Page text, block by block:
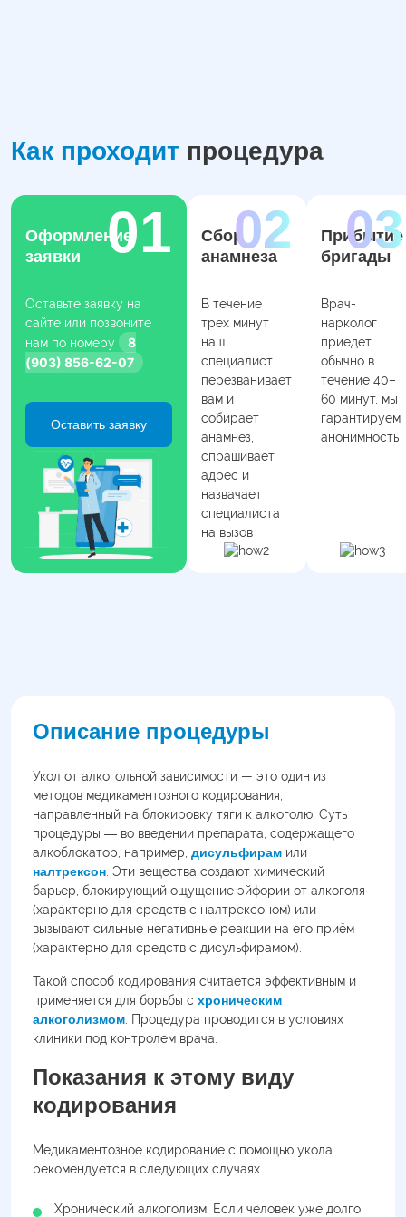
Как проходит процедура
Оформление
заявки
Оставьте заявку на
сайте или позвоните
нам по номеру
8
(903) 856-62-07
Оставить заявку
Сбор
анамнеза
В течение
трех минут
наш
специалист
перезванивает
вам и
собирает
анамнез,
спрашивает
адрес и
назвачает
специалиста
на вызов
Прибытие
бригады
Врач-
нарколог
приедет
обычно в
течение 40–
60 минут, мы
гарантируем
анонимность
Описание процедуры
Укол от алкогольной зависимости — это один из
методов медикаментозного кодирования,
направленный на блокировку тяги к алкоголю. Суть
процедуры ― во введении препарата, содержащего
алкоблокатор, например, дисульфирам или
налтрексон . Эти вещества создают химический
барьер, блокирующий ощущение эйфории от алкоголя
(характерно для средств с налтрексоном) или
вызывают сильные негативные реакции на его приём
(характерно для средств с дисульфирамом).
Такой способ кодирования считается эффективным и
применяется для борьбы с хроническим
алкоголизмом . Процедура проводится в условиях
клиники под контролем врача.
Показания к этому виду
кодирования
Медикаментозное кодирование с помощью укола
рекомендуется в следующих случаях.
Хронический алкоголизм. Если человек уже долго